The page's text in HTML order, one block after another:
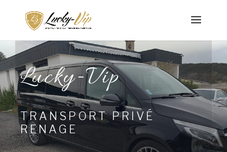
Lucky-Vip
TRANSPORT PRIVÉ
RENAGE